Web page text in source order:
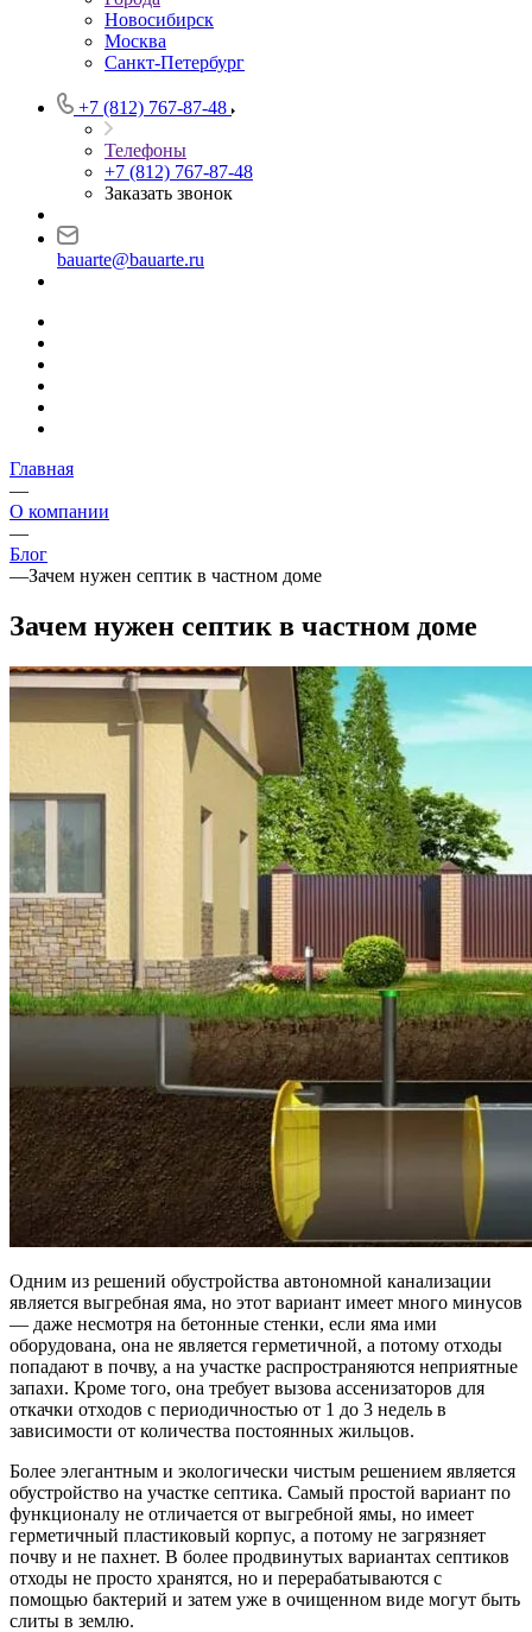
Новосибирск
Москва
Санкт-Петербург
+7 (812) 767-87-48
Телефоны
+7 (812) 767-87-48
Заказать звонок
bauarte@bauarte.ru
Главная
—
О компании
—
Блог
—Зачем нужен септик в частном доме
Зачем нужен септик в частном доме
Одним из решений обустройства автономной канализации
является выгребная яма, но этот вариант имеет много минусов
— даже несмотря на бетонные стенки, если яма ими
оборудована, она не является герметичной, а потому отходы
попадают в почву, а на участке распространяются неприятные
запахи. Кроме того, она требует вызова ассенизаторов для
откачки отходов с периодичностью от 1 до 3 недель в
зависимости от количества постоянных жильцов.
Более элегантным и экологически чистым решением является
обустройство на участке септика. Самый простой вариант по
функционалу не отличается от выгребной ямы, но имеет
герметичный пластиковый корпус, а потому не загрязняет
почву и не пахнет. В более продвинутых вариантах септиков
отходы не просто хранятся, но и перерабатываются с
помощью бактерий и затем уже в очищенном виде могут быть
слиты в землю.